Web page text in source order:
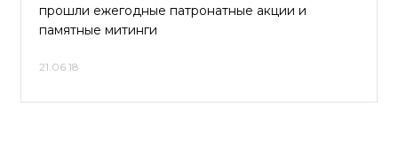
прошли ежегодные патронатные акции и
памятные митинги
21.06.18